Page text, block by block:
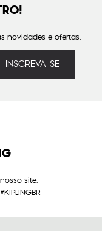
novidades e ofertas.
site.